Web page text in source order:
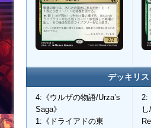
デッキリス
4:《ウルザの物語/Urza’s
Saga》
1:《ドライアドの東
2: